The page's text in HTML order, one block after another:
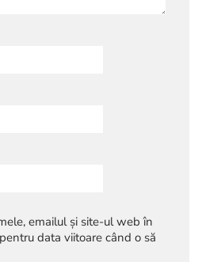
emailul și site-ul web în
data viitoare când o să